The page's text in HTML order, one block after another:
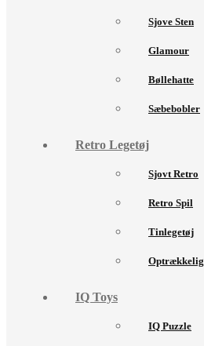
Sjove Sten
Glamour
Bøllehatte
Sæbebobler
Retro Legetøj
Sjovt Retro
Retro Spil
Tinlegetøj
Optrækkelig
IQ Toys
IQ Puzzle